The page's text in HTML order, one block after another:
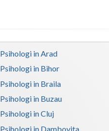
Psihologi in Arad
Psihologi in Bihor
Psihologi in Braila
Psihologi in Buzau
Psihologi in Cluj
Psihologi in Dambovita